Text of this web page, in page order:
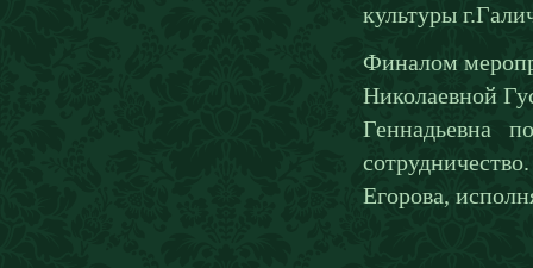
культуры
Финалом
Николаевной
Геннадьевна
Егорова,